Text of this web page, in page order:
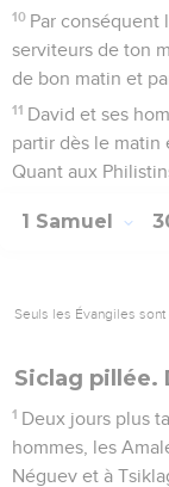
10 Par conséquent
serviteurs de ton
de bon matin et
11 David et ses
partir dès le matin
Quant aux
1 Samuel
Seuls les Évangiles
Siclag pillée.
1 Deux jours plus
hommes, les
Néguev et à